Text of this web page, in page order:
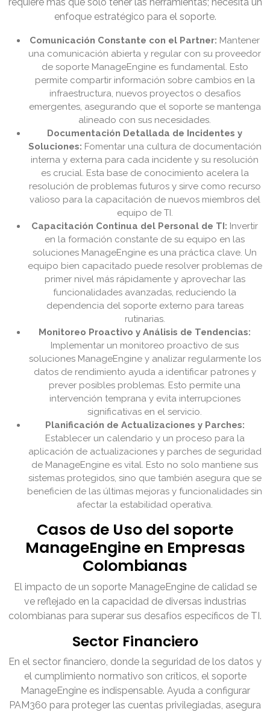
enfoque estratégico para el soporte.
Comunicación Constante con el Partner: Mantener
una comunicación abierta y regular con su proveedor
de soporte ManageEngine es fundamental. Esto
permite compartir información sobre cambios en la
infraestructura, nuevos proyectos o desafíos
emergentes, asegurando que el soporte se mantenga
alineado con sus necesidades.
Documentación Detallada de Incidentes y
Soluciones: Fomentar una cultura de documentación
interna y externa para cada incidente y su resolución
es crucial. Esta base de conocimiento acelera la
resolución de problemas futuros y sirve como recurso
valioso para la capacitación de nuevos miembros del
equipo de TI.
Capacitación Continua del Personal de TI: Invertir
en la formación constante de su equipo en las
soluciones ManageEngine es una práctica clave. Un
equipo bien capacitado puede resolver problemas de
primer nivel más rápidamente y aprovechar las
funcionalidades avanzadas, reduciendo la
dependencia del soporte externo para tareas
rutinarias.
Monitoreo Proactivo y Análisis de Tendencias:
Implementar un monitoreo proactivo de sus
soluciones ManageEngine y analizar regularmente los
datos de rendimiento ayuda a identificar patrones y
prever posibles problemas. Esto permite una
intervención temprana y evita interrupciones
significativas en el servicio.
Planificación de Actualizaciones y Parches:
Establecer un calendario y un proceso para la
aplicación de actualizaciones y parches de seguridad
de ManageEngine es vital. Esto no solo mantiene sus
sistemas protegidos, sino que también asegura que se
beneficien de las últimas mejoras y funcionalidades sin
afectar la estabilidad operativa.
Casos de Uso del soporte
ManageEngine en Empresas
Colombianas
El impacto de un soporte ManageEngine de calidad se
ve reflejado en la capacidad de diversas industrias
colombianas para superar sus desafíos específicos de TI.
Sector Financiero
En el sector financiero, donde la seguridad de los datos y
el cumplimiento normativo son críticos, el soporte
ManageEngine es indispensable. Ayuda a configurar
PAM360 para proteger las cuentas privilegiadas, asegura